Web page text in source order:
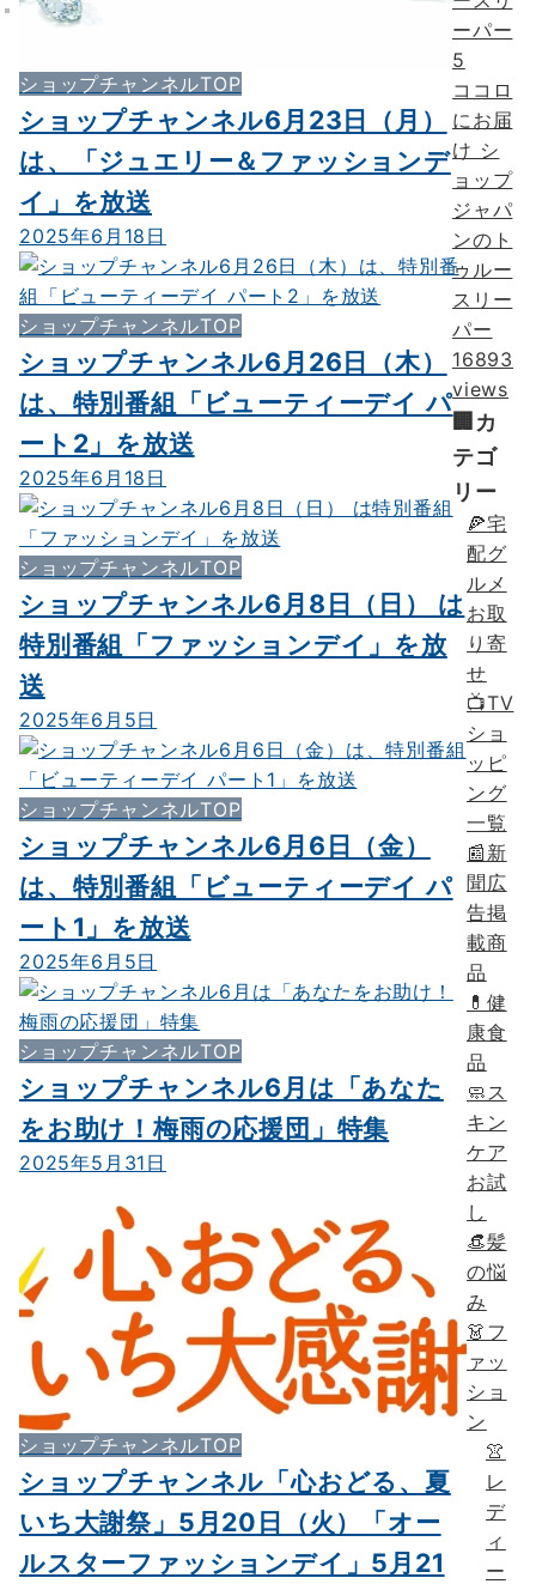
ショップチャンネルTOP
ショップチャンネル6月23日（月）
は、「ジュエリー＆ファッションデ
イ」を放送
2025年6月18日
ショップチャンネルTOP
ショップチャンネル6月26日（木）
は、特別番組「ビューティーデイ パ
ート2」を放送
2025年6月18日
ショップチャンネルTOP
ショップチャンネル6月8日（日） は
特別番組「ファッションデイ」を放
送
2025年6月5日
ショップチャンネルTOP
ショップチャンネル6月6日（金）
は、特別番組「ビューティーデイ パ
ート1」を放送
2025年6月5日
ショップチャンネルTOP
ショップチャンネル6月は「あなた
をお助け！梅雨の応援団」特集
2025年5月31日
ショップチャンネルTOP
ショップチャンネル「心おどる、夏
いち大謝祭」5月20日（火）「オー
ルスターファッションデイ」5月21
5
ココロ
にお届
け シ
ョップ
ジャパ
ンのト
ゥルー
スリー
パー
16893
views
🏢カ
テゴ
リー
🍕宅
配グ
ルメ
お取
り寄
せ
📺TV
ショ
ッピ
ング
一覧
📰新
聞広
告掲
載商
品
💊健
康食
品
🧼ス
キン
ケア
お試
し
👒髪
の悩
み
👗フ
ァッ
ショ
ン
👚
レ
デ
ィ
ー